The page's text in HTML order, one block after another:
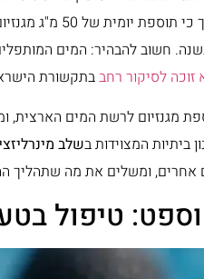
להגביר את הסיכון לשבץ איסכמי
סוכרת סוג 2 ויותר מ-100 מקרי שבץ בשנה. חשוב
זוכה לסיקור רחבבתקשורת
שקלים בשנה להוספת מגנזיום לרשת
ביתיות המצוידות בשלב
אחרים, ומשלים את מה שתהליך